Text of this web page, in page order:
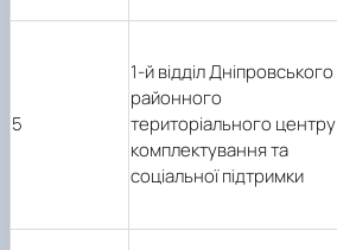
5
1-й відділ Дніпровського
районного
територіального центру
комплектування та
соціальної підтримки